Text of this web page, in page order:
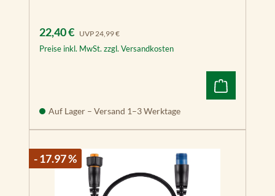
Verkaufspreis:
22,40 € UVP 24,99 €
Preise inkl. MwSt. zzgl. Versandkosten
Auf Lager – Versand 1–3 Werktage
- 17.97 %